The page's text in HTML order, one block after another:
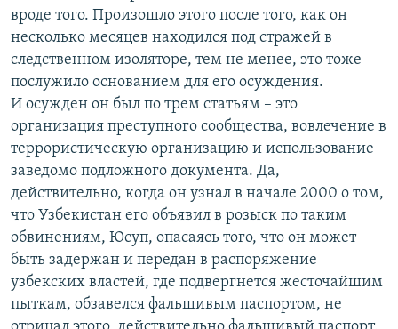
вроде того. Произошло этого после того, как он
несколько месяцев находился под стражей в
следственном изоляторе, тем не менее, это тоже
послужило основанием для его осуждения.
И осужден он был по трем статьям – это
организация преступного сообщества, вовлечение в
террористическую организацию и использование
заведомо подложного документа. Да,
действительно, когда он узнал в начале 2000 о том,
что Узбекистан его объявил в розыск по таким
обвинениям, Юсуп, опасаясь того, что он может
быть задержан и передан в распоряжение
узбекских властей, где подвергнется жесточайшим
пыткам, обзавелся фальшивым паспортом, не